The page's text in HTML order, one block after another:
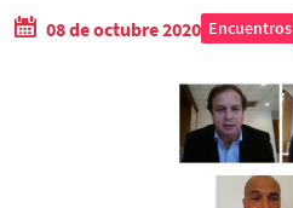
08 de octubre 2020 Encuentros